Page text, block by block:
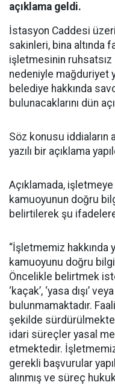
açıklama geldi.
İstasyon Caddesi
sakinleri, bina altında
işletmesinin ruhsatsız
nedeniyle mağduriyet
belediye hakkında
bulunacaklarını dün
Söz konusu iddiaların
yazılı bir açıklama
Açıklamada,
kamuoyunun doğru
belirtilerek şu
“İşletmemiz hakkında
kamuoyunu doğru
Öncelikle belirtmek
‘kaçak’, ‘yasa dışı’
bulunmamaktadır.
şekilde
idari süreçler yasal
etmektedir.
gerekli başvurular
alınmış ve süreç